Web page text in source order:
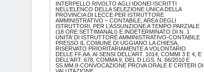
INTERPELLO RIVOLTO AGLI IDONEI ISCRITTI
NELL’ELENCO DELLA SELEZIONE UNICA DELLA
PROVINCIA DI LECCE PER ISTRUTTORE
AMMINISTRATIVO – CONTABILE, AREA DEGLI
ISTRUTTORI, PER L’ASSUNZIONE A TEMPO PARZIALE
(18 ORE SETTIMANALI) E INDETERMINATO DI N. 1
UNITA’ DI ISTRUTTORE AMMINISTRATIVO-CONTABILE
PRESSO IL COMUNE DI UGGIANO LA CHIESA,
RISERVATO PRIORITARIAMENTE A VOLONTARIO
DELLE FF.AA. AI SENSI DELL’ART. 1014, COMMI 3 E 4, E
DELL’ART. 678, COMMA 9, DEL D.LGS. N. 66/2010 E
SS.MM.II-CONVOCAZIONE PROVA ORALE E CRITERI DI